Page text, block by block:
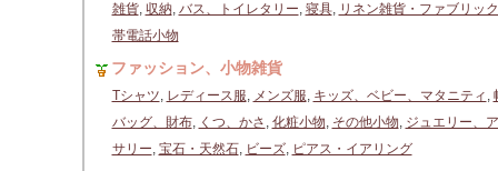
雑貨, 収納, バス、トイレタリー, 寝具, リネン雑貨・ファブリック
帯電話小物
ファッション、小物雑貨
Tシャツ, レディース服, メンズ服, キッズ、ベビー、マタニティ ,
バッグ、財布, くつ、かさ , 化粧小物, その他小物, ジュエリー、
サリー, 宝石・天然石, ビーズ, ピアス・イアリング